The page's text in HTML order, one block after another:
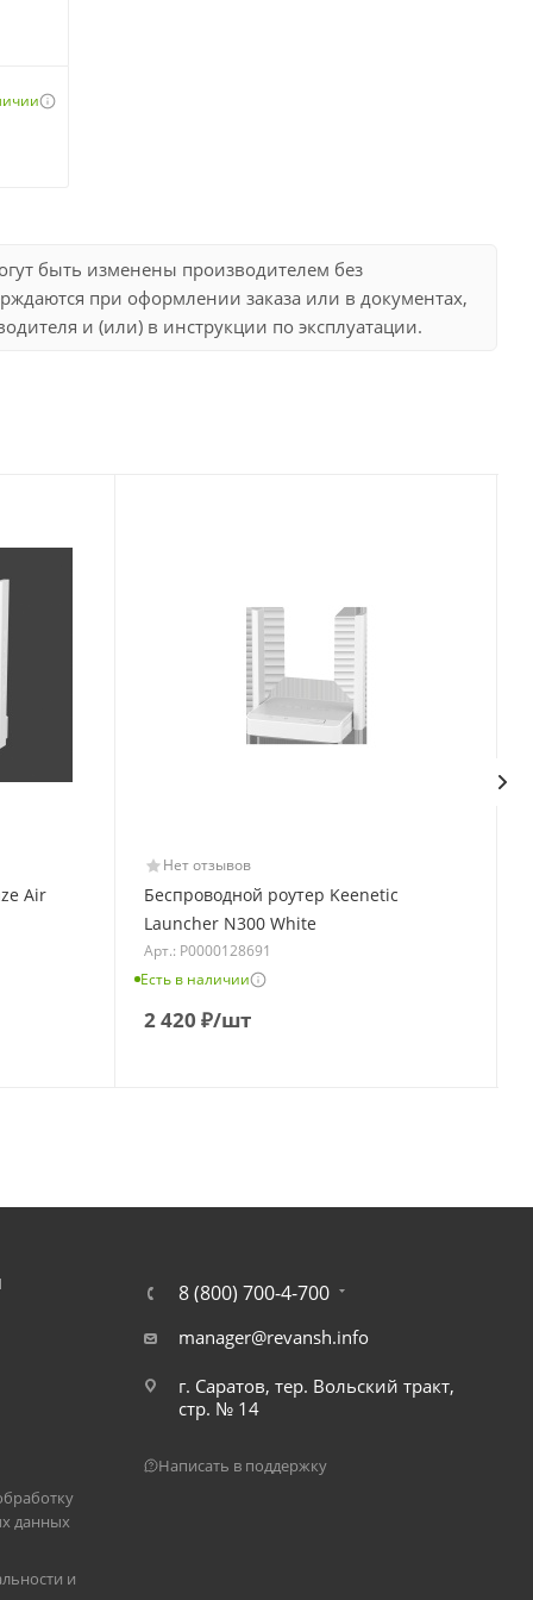
быть изменены производителем без
при оформлении заказа или в документах,
и (или) в инструкции по эксплуатации.
Air
Нет отзывов
Беспроводной роутер Keenetic
Launcher N300 White
Арт.: Р0000128691
Есть в наличии
2 420 ₽/шт
данных
и
8 (800) 700-4-700
manager@revansh.info
г. Саратов, тер. Вольский тракт,
стр. № 14
Написать в поддержку